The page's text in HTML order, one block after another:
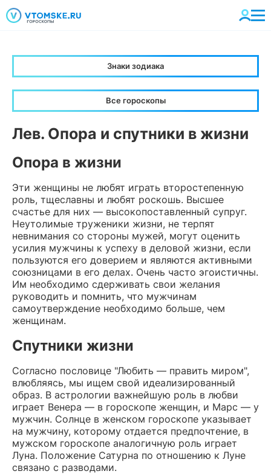
Знаки зодиака
Лев. Опора и спутники в жизни
Опора в жизни
Эти женщины не любят играть второстепенную
роль, тщеславны и любят роскошь. Высшее
счастье для них — высокопоставленный супруг.
Неутолимые труженики жизни, не терпят
невнимания со стороны мужей, могут оценить
усилия мужчины к успеху в деловой жизни, если
пользуются его доверием и являются активными
союзницами в его делах. Очень часто эгоистичны.
Им необходимо сдерживать свои желания
руководить и помнить, что мужчинам
самоутверждение необходимо больше, чем
женщинам.
Спутники жизни
Согласно пословице "Любить — править миром",
влюбляясь, мы ищем свой идеализированный
образ. В астрологии важнейшую роль в любви
играет Венера — в гороскопе женщин, и Марс — у
мужчин. Солнце в женском гороскопе указывает
на мужчину, которому отдается предпочтение, в
мужском гороскопе аналогичную роль играет
Луна. Положение Сатурна по отношению к Луне
связано с разводами.
Все гороскопы